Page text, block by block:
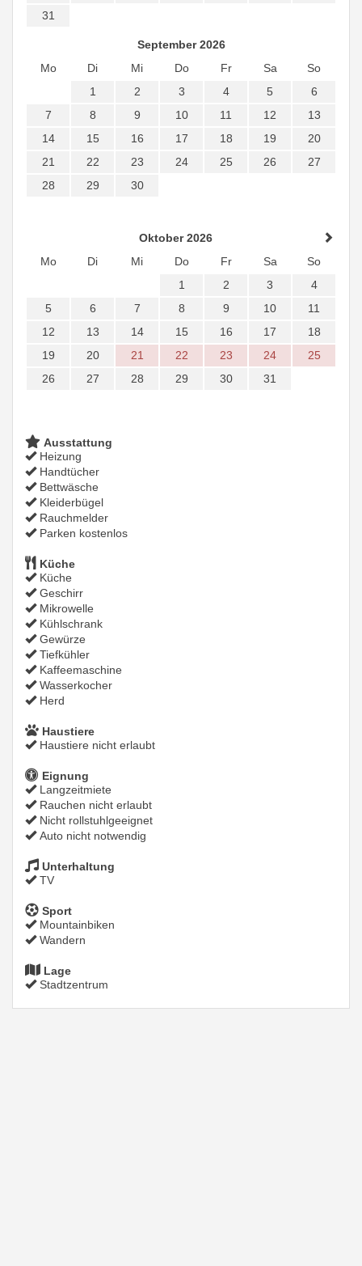
31
September 2026
Mo
Di Mi Do Fr Sa
So
1
2 3 4 5
6
7
8 9 10 11 12
13
14
15 16 17 18 19
20
21
22 23 24 25 26
27
28
29 30
Oktober 2026
Mo
Di Mi Do Fr Sa
So
1
2 3
4
5
6 7 8 9 10
11
12
13 14 15 16 17
18
19
20 21 22 23 24
25
26
27 28 29 30 31
Ausstattung
Heizung
Handtücher
Bettwäsche
Kleiderbügel
Rauchmelder
Parken kostenlos
Küche
Küche
Geschirr
Mikrowelle
Kühlschrank
Gewürze
Tiefkühler
Kaffeemaschine
Wasserkocher
Herd
Haustiere
Haustiere nicht erlaubt
Eignung
Langzeitmiete
Rauchen nicht erlaubt
Nicht rollstuhlgeeignet
Auto nicht notwendig
Unterhaltung
TV
Sport
Mountainbiken
Wandern
Lage
Stadtzentrum